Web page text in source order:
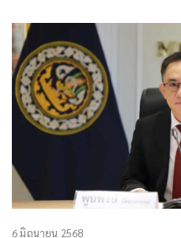
6 มิถุนายน 2568